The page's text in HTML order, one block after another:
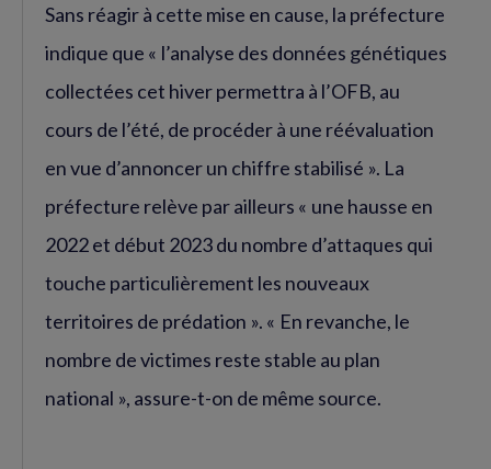
Sans réagir à cette mise en cause, la préfecture
indique que « l’analyse des données génétiques
collectées cet hiver permettra à l’OFB, au
cours de l’été, de procéder à une réévaluation
en vue d’annoncer un chiffre stabilisé ». La
préfecture relève par ailleurs « une hausse en
2022 et début 2023 du nombre d’attaques qui
touche particulièrement les nouveaux
territoires de prédation ». « En revanche, le
nombre de victimes reste stable au plan
national », assure-t-on de même source.